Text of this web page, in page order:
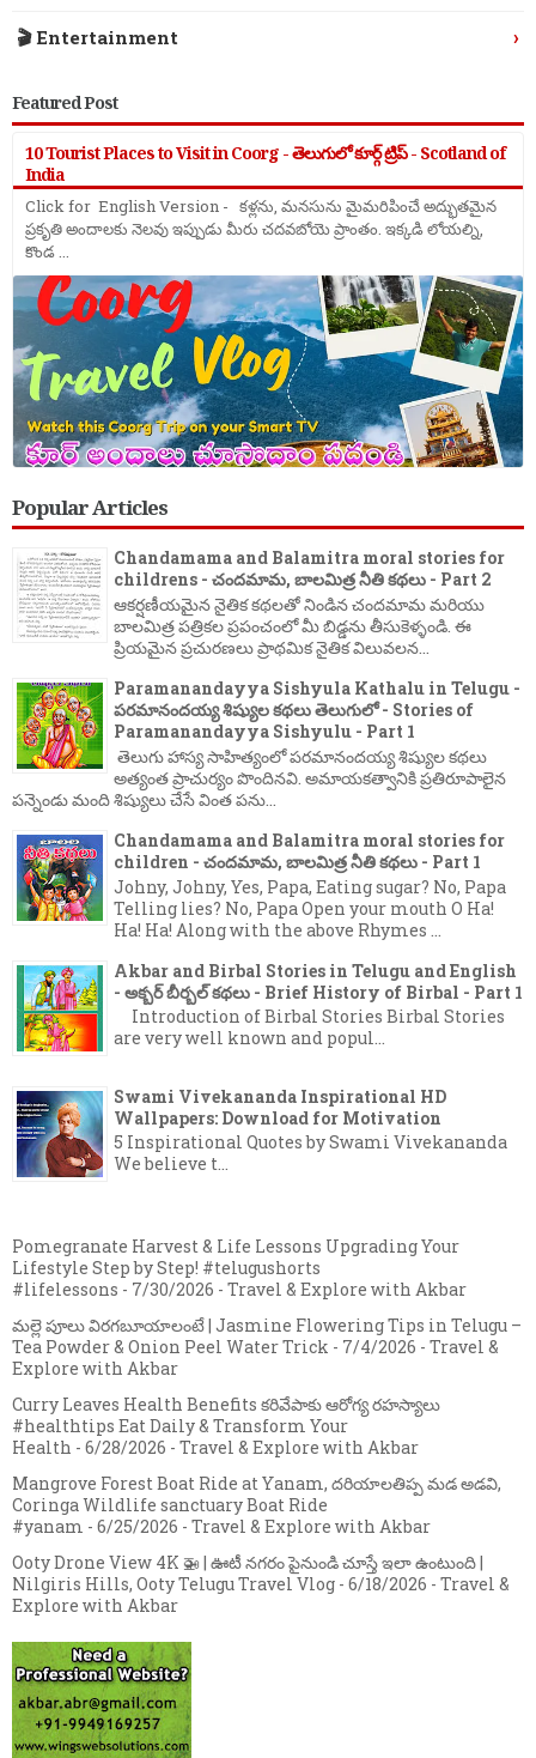
🎬 Entertainment ›
Featured Post
10 Tourist Places to Visit in Coorg - తెలుగులో కూర్గ్ ట్రిప్ - Scotland of
India
Click for English Version - కళ్లను, మనసును మైమరిపించే అద్భుతమైన
ప్రకృతి అందాలకు నెలవు ఇప్పుడు మీరు చదవబోయె ప్రాంతం. ఇక్కడి లోయల్ని,
కొండ ...
Popular Articles
Chandamama and Balamitra moral stories for
childrens - చందమామ, బాలమిత్ర నీతి కథలు - Part 2
ఆకర్షణీయమైన నైతిక కథలతో నిండిన చందమామ మరియు
బాలమిత్ర పత్రికల ప్రపంచంలో మీ బిడ్డను తీసుకెళ్ళండి. ఈ
ప్రియమైన ప్రచురణలు ప్రాథమిక నైతిక విలువలన...
Paramanandayya Sishyula Kathalu in Telugu -
పరమానందయ్య శిష్యుల కథలు తెలుగులో - Stories of
Paramanandayya Sishyulu - Part 1
తెలుగు హాస్య సాహిత్యంలో పరమానందయ్య శిష్యుల కథలు
అత్యంత ప్రాచుర్యం పొందినవి. అమాయకత్వానికి ప్రతిరూపాలైన
పన్నెండు మంది శిష్యులు చేసే వింత పను...
Chandamama and Balamitra moral stories for
children - చందమామ, బాలమిత్ర నీతి కథలు - Part 1
Johny, Johny, Yes, Papa, Eating sugar? No, Papa
Telling lies? No, Papa Open your mouth O Ha!
Ha! Ha! Along with the above Rhymes ...
Akbar and Birbal Stories in Telugu and English
- అక్బర్ బీర్బల్ కథలు - Brief History of Birbal - Part 1
Introduction of Birbal Stories Birbal Stories
are very well known and popul...
Swami Vivekananda Inspirational HD
Wallpapers: Download for Motivation
5 Inspirational Quotes by Swami Vivekananda
We believe t...
Pomegranate Harvest & Life Lessons Upgrading Your
Lifestyle Step by Step! #telugushorts
#lifelessons - 7/30/2026 - Travel & Explore with Akbar
మల్లె పూలు విరగబూయాలంటే | Jasmine Flowering Tips in Telugu –
Tea Powder & Onion Peel Water Trick - 7/4/2026 - Travel &
Explore with Akbar
Curry Leaves Health Benefits కరివేపాకు ఆరోగ్య రహస్యాలు
#healthtips Eat Daily & Transform Your
Health - 6/28/2026 - Travel & Explore with Akbar
Mangrove Forest Boat Ride at Yanam, దరియాలతిప్ప మడ అడవి,
Coringa Wildlife sanctuary Boat Ride
#yanam - 6/25/2026 - Travel & Explore with Akbar
Ooty Drone View 4K 🚁 | ఊటీ నగరం పైనుండి చూస్తే ఇలా ఉంటుంది |
Nilgiris Hills, Ooty Telugu Travel Vlog - 6/18/2026 - Travel &
Explore with Akbar